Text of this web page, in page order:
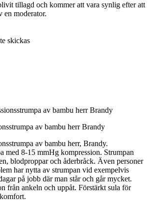
tillagd och kommer att vara synlig efter att
en moderator.
skickas
av bambu herr Brandy
av bambu herr, Brandy.
med 8-15 mmHg kompression. Strumpan
blodproppar och åderbråck. Även personer
har nytta av strumpan vid exempelvis
på jobb där man står och går mycket.
från ankeln och uppåt. Förstärkt sula för